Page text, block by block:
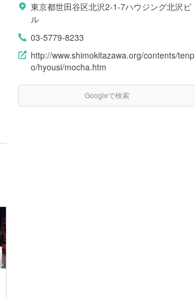
東京都世田谷区北沢2-1-7ハウジング北沢ビ
ル
03-5779-8233
http://www.shimokitazawa.org/contents/tenp
o/hyousi/mocha.htm
Googleで検索